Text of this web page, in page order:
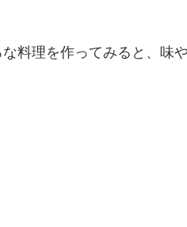
料理を作ってみると、味